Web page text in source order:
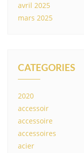
avril 2025
mars 2025
CATEGORIES
2020
accessoir
accessoire
accessoires
acier